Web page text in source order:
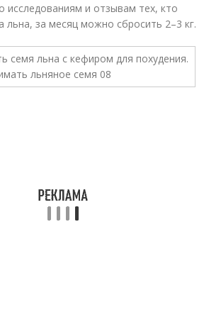
исследованиям и отзывам тех, кто
льна, за месяц можно сбросить 2–3 кг.